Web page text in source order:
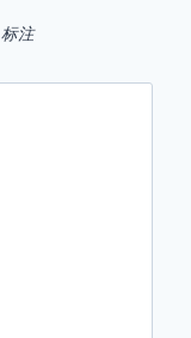
标注